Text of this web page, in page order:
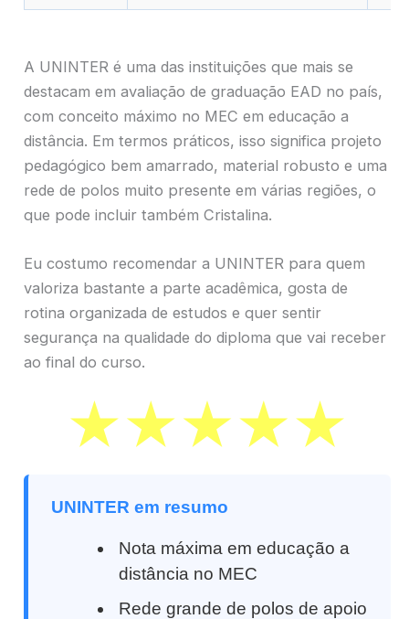
A UNINTER é uma das instituições que mais se
destacam em avaliação de graduação EAD no país,
com conceito máximo no MEC em educação a
distância. Em termos práticos, isso significa projeto
pedagógico bem amarrado, material robusto e uma
rede de polos muito presente em várias regiões, o
que pode incluir também Cristalina.
Eu costumo recomendar a UNINTER para quem
valoriza bastante a parte acadêmica, gosta de
rotina organizada de estudos e quer sentir
segurança na qualidade do diploma que vai receber
ao final do curso.
UNINTER em resumo
Nota máxima em educação a
distância no MEC
Rede grande de polos de apoio